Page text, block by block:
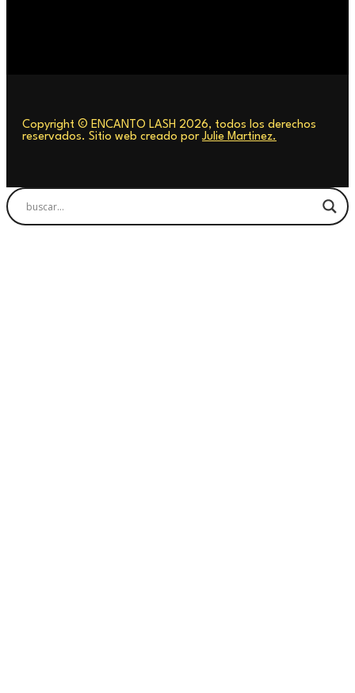
Copyright © ENCANTO LASH 2026, todos los derechos
reservados. Sitio web creado por Julie Martinez.